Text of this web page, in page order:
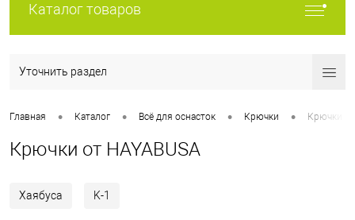
Каталог товаров
Уточнить раздел
Главная • Каталог • Всё для оснасток • Крючки • Крючки от
Крючки от HAYABUSA
Хаябуса K-1